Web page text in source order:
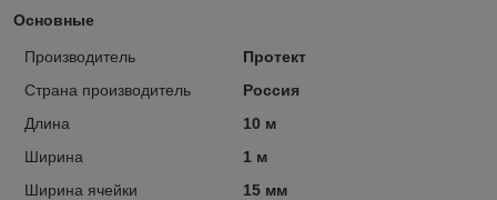
Основные
Производитель
Протект
Страна производитель
Россия
Длина
10 м
Ширина
1 м
Ширина ячейки
15 мм